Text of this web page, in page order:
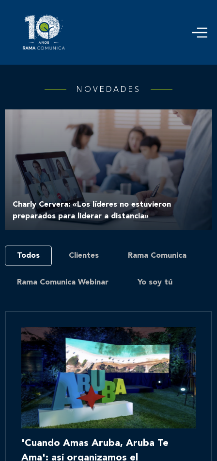
NOVEDADES
Charly Cervera: «Los líderes no estuvieron
preparados para liderar a distancia»
Todos Clientes Rama Comunica
Rama Comunica Webinar Yo soy tú
'Cuando Amas Aruba, Aruba Te
Ama': así organizamos el